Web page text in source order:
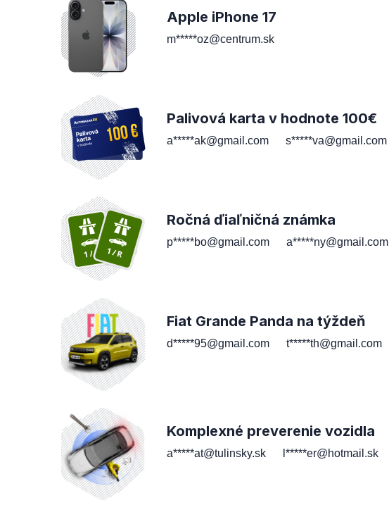
Apple iPhone 17
m*****oz@centrum.sk
Palivová karta v hodnote 100€
a*****ak@gmail.com s*****va@gmail.com
Ročná ďiaľničná známka
p*****bo@gmail.com a*****ny@gmail.com
Fiat Grande Panda na týždeň
d*****95@gmail.com t*****th@gmail.com
Komplexné preverenie vozidla
a*****at@tulinsky.sk l*****er@hotmail.sk